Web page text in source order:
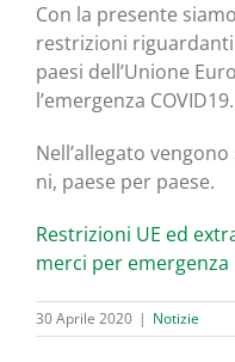
Con la pre­sen­te
restri­zio­ni
pae­si dell’Unione
l’emergenza COVID19.
Nell’allegato
ni, pae­se per paese.
Restri­zio­ni UE ed
mer­ci per
30 Aprile 2020 | Notizie